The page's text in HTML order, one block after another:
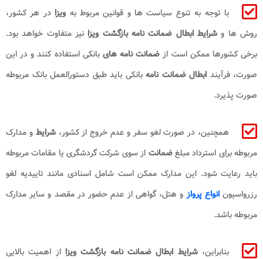
با توجه به تنوع سیاست ها و قوانین مربوط به ویزادر هر کشور،
روش ها و شرایط ابطال ضمانت نامه بازگشت ویزا نیز متفاوت خواهد بود.
برخی کشورها ممکن است از ضمانت نامه هایبانکی استفاده کنند و در این
صورت، فرآیند ابطال ضمانت نامه بانکی باید طبق دستورالعمل بانک مربوطه
صورت پذیرد.
همچنین، در صورت لغو سفر و عدم خروج از کشور،شرایطو مدارک
مربوطه برای استرداد مبلغضمانت از سوی شرکت گردشگری یا مقامات مربوطه
باید رعایت شود. این مدارک ممکن است شامل اسنادی مانند تاییدیه لغو
رزرواسیونانواع پروازو هتل، گواهی از عدم حضور در مقصد و سایر مدارک
مربوطه باشد.
بنابراین،شرایط ابطال ضمانت نامه بازگشت ویزااز اهمیت بالایی